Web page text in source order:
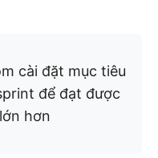
cài đặt mục tiêu
để đạt được
hơn